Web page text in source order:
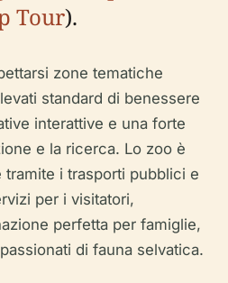
Tour).
zone tematiche
standard di benessere
interattive e una forte
e la ricerca. Lo zoo è
i trasporti pubblici e
per i visitatori,
perfetta per famiglie,
di fauna selvatica.